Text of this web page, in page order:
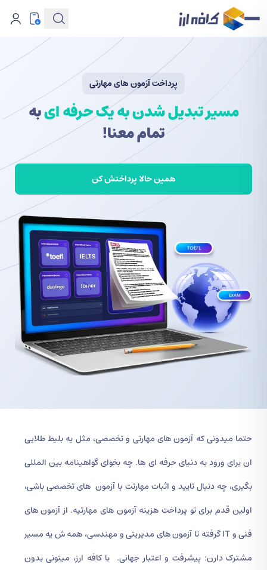
پرداخت آزمون های مهارتی
مسیر تبدیل شدن به یک حرفه ایبه
تمام معنا!
همین حالا پرداختش کن
حتما میدونی که آزمون های مهارتی و تخصصی، مثل یه بلیط طلایی
ان برای ورود به دنیای حرفه ای ها. چه بخوای گواهینامه بین المللی
بگیری، چه دنبال تایید و اثبات مهارتت با آزمون های تخصصی باشی،
اولین قدم برای تو پرداخت هزینه آزمون های مهارتیه. از آزمون های
فنی و IT گرفته تا آزمون های مدیریتی و مهندسی، همه ش یه مسیر
مشترک دارن: پیشرفت و اعتبار جهانی. با کافه ارز، میتونی بدون